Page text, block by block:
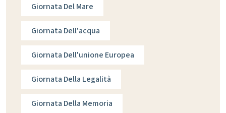
Giornata Del Mare
Giornata Dell'acqua
Giornata Dell'unione Europea
Giornata Della Legalità
Giornata Della Memoria